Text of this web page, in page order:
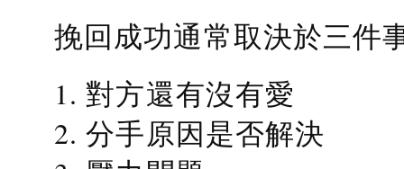
挽回成功通常取決於三件
1. 對方還有沒有愛
2. 分手原因是否解決